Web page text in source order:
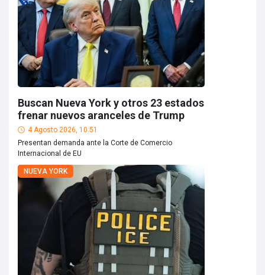
Buscan Nueva York y otros 23 estados
frenar nuevos aranceles de Trump
4 Agosto 2026, 10:51
Presentan demanda ante la Corte de Comercio
Internacional de EU
NUEVA YORK